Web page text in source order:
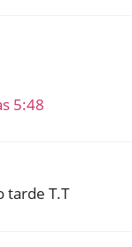
5:48
tarde T.T